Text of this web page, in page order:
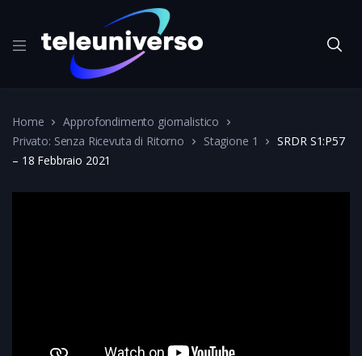
Home
Approfondimento giornalistico
Privato: Senza Ricevuta di Ritorno
Stagione 1
SRDR S1:P57
– 18 Febbraio 2021